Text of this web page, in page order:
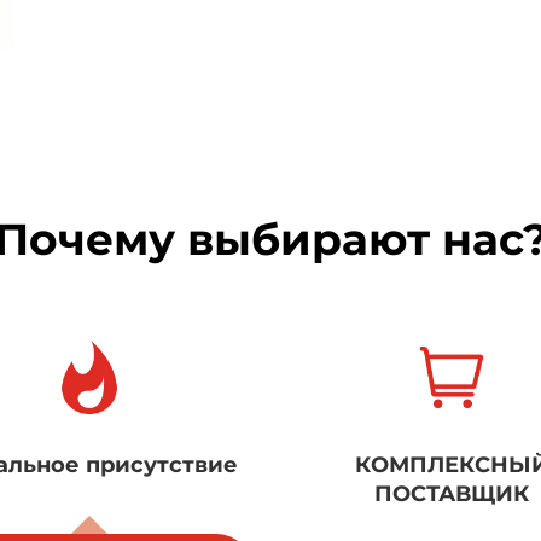
выбирают
5
сертификаций